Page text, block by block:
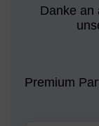
Danke an
Premium